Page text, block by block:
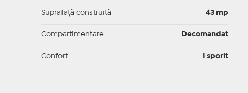
Suprafaţă construită 43 mp
Compartimentare Decomandat
Confort I sporit